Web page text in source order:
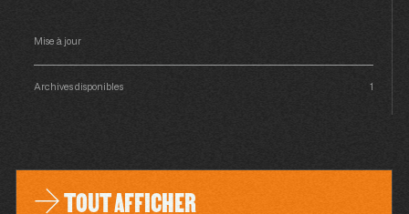
Mise à jour
Archives disponibles 1
TOUT AFFICHER